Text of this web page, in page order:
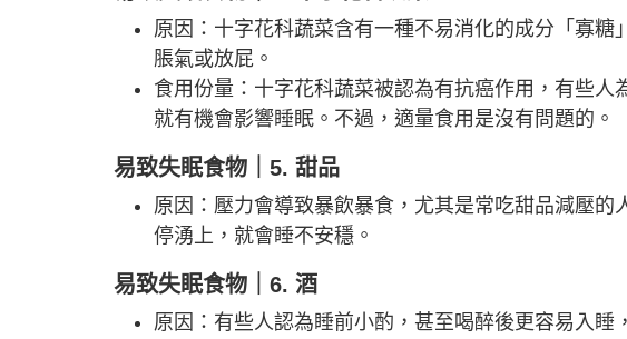
原因：十字花科蔬菜含有一種不易消化的成分「寡
脹氣或放屁。
食用份量：十字花科蔬菜被認為有抗癌作用，有些人
就有機會影響睡眠。不過，適量食用是沒有問題的。
易致失眠食物｜5. 甜品
原因：壓力會導致暴飲暴食，尤其是常吃甜品減壓
停湧上，就會睡不安穩。
易致失眠食物｜6. 酒
原因：有些人認為睡前小酌，甚至喝醉後更容易入